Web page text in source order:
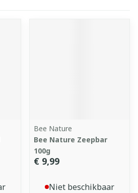
Bee Nature
Bee Nature Zeepbar
100g
€ 9,99
Niet beschikbaar